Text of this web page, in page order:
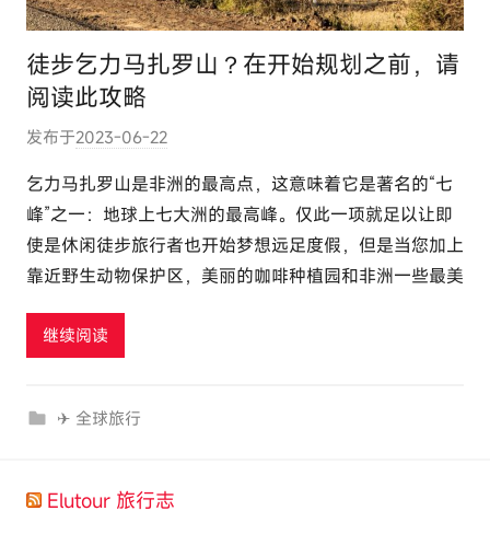
徒步乞力马扎罗山？在开始规划之前，请
阅读此攻略
发布于2023-06-22
:
e
l
u
乞力马扎罗山是非洲的最高点，这意味着它是著名的“七
峰”之一：地球上七大洲的最高峰。仅此一项就足以让即
使是休闲徒步旅行者也开始梦想远足度假，但是当您加上
靠近野生动物保护区，美丽的咖啡种植园和非洲一些最美
继续阅读
✈ 全球旅行
Elutour 旅行志